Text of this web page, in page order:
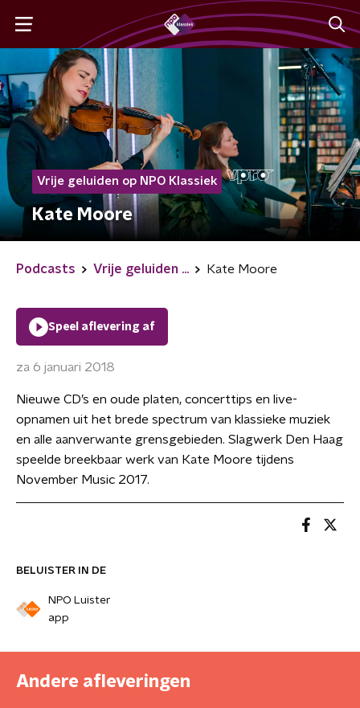
Vrije geluiden op NPO Klassiek
Kate Moore
Podcasts Vrije geluiden ... Kate Moore
BELUISTER IN DE
NPO Luister
app
Speel aflevering af
za 6 januari 2018
Nieuwe CD’s en oude platen, concerttips en live-
opnamen uit het brede spectrum van klassieke muziek
en alle aanverwante grensgebieden. Slagwerk Den Haag
speelde breekbaar werk van Kate Moore tijdens
November Music 2017.
Andere afleveringen